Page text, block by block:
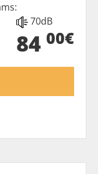
70dB
84 00€